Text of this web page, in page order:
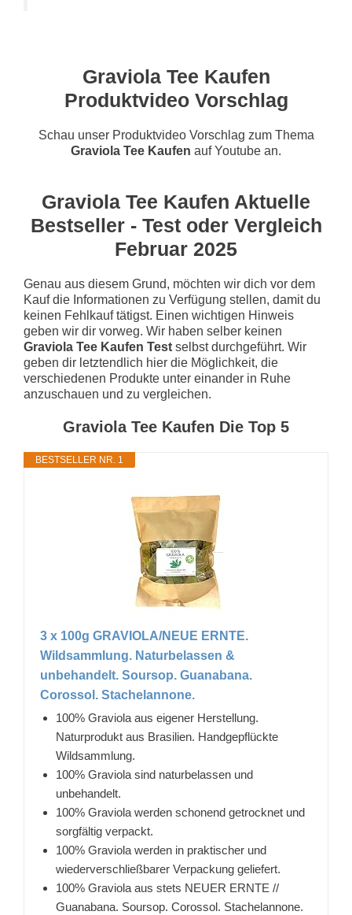
Graviola Tee Kaufen
Produktvideo Vorschlag
Schau unser Produktvideo Vorschlag zum Thema
Graviola Tee Kaufen auf Youtube an.
Graviola Tee Kaufen Aktuelle
Bestseller - Test oder Vergleich
Februar 2025
Genau aus diesem Grund, möchten wir dich vor dem
Kauf die Informationen zu Verfügung stellen, damit du
keinen Fehlkauf tätigst. Einen wichtigen Hinweis
geben wir dir vorweg. Wir haben selber keinen
Graviola Tee Kaufen Test selbst durchgeführt. Wir
geben dir letztendlich hier die Möglichkeit, die
verschiedenen Produkte unter einander in Ruhe
anzuschauen und zu vergleichen.
Graviola Tee Kaufen Die Top 5
BESTSELLER NR. 1
3 x 100g GRAVIOLA/NEUE ERNTE.
Wildsammlung. Naturbelassen &
unbehandelt. Soursop. Guanabana.
Corossol. Stachelannone.
100% Graviola aus eigener Herstellung.
Naturprodukt aus Brasilien. Handgepflückte
Wildsammlung.
100% Graviola sind naturbelassen und
unbehandelt.
100% Graviola werden schonend getrocknet und
sorgfältig verpackt.
100% Graviola werden in praktischer und
wiederverschließbarer Verpackung geliefert.
100% Graviola aus stets NEUER ERNTE //
Guanabana. Soursop. Corossol. Stachelannone.